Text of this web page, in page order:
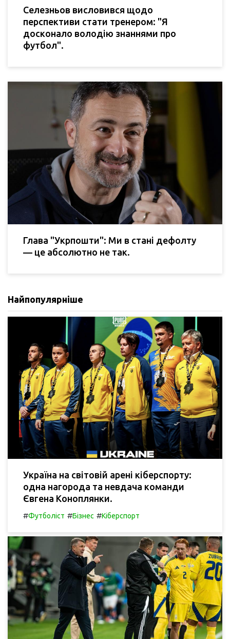
Селезньов висловився щодо
перспективи стати тренером: "Я
досконало володію знаннями про
футбол".
Глава "Укрпошти": Ми в стані дефолту
— це абсолютно не так.
Найпопулярніше
Україна на світовій арені кіберспорту:
одна нагорода та невдача команди
Євгена Коноплянки.
#Футболіст #Бізнес #Кіберспорт